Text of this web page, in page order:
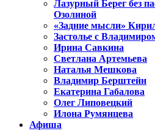
Лазурный Берег без
Озолиной
«Задние мысли»
Застолье с
Ирина Савкина
Светлана Артемьева
Наталья Мешкова
Владимир Берштейн
Екатерина Габалова
Олег Липовецкий
Илона Румянцева
Афиша